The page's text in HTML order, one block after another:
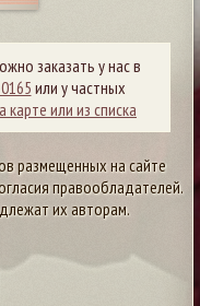
заказать у нас в
или у частных
или из списка
размещенных на сайте
правообладателей.
их авторам.